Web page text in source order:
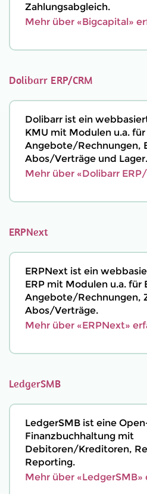
Zahlungsabgleich.
Mehr über «Bigcapital»
Dolibarr ERP/CRM
Dolibarr ist ein
KMU mit Modulen u.a. für
Angebote/Rechnungen,
Abos/Verträge und Lager.
Mehr über «Dolibarr
ERPNext
ERPNext ist ein
ERP mit Modulen u.a. für
Angebote/Rechnungen,
Abos/Verträge.
Mehr über «ERPNext»
LedgerSMB
LedgerSMB ist eine
Finanzbuchhaltung mit
Debitoren/Kreditoren,
Reporting.
Mehr über «LedgerSMB»